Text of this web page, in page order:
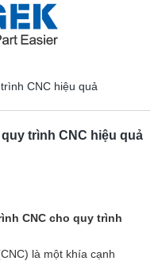
CNC hiệu quả
trình CNC hiệu quả
CNC cho quy trình
là một khía cạnh